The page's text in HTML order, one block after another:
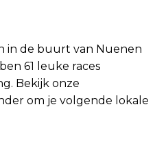
in de buurt van Nuenen
61 leuke races
Bekijk onze
om je volgende lokale